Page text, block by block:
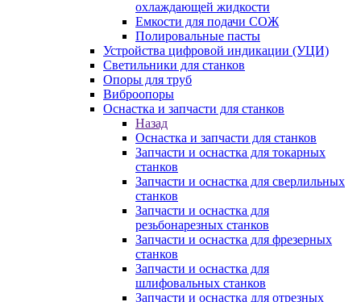
охлаждающей жидкости
Емкости для подачи СОЖ
Полировальные пасты
Устройства цифровой индикации (УЦИ)
Светильники для станков
Опоры для труб
Виброопоры
Оснастка и запчасти для станков
Назад
Оснастка и запчасти для станков
Запчасти и оснастка для токарных
станков
Запчасти и оснастка для сверлильных
станков
Запчасти и оснастка для
резьбонарезных станков
Запчасти и оснастка для фрезерных
станков
Запчасти и оснастка для
шлифовальных станков
Запчасти и оснастка для отрезных